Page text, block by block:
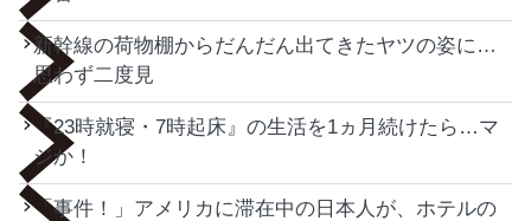
新幹線の荷物棚からだんだん出てきたヤツの姿に…
思わず二度見
『23時就寝・7時起床』の生活を1ヵ月続けたら…マ
ジか！
「事件！」アメリカに滞在中の日本人が、ホテルの